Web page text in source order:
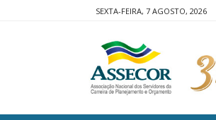
SEXTA-FEIRA, 7 AGOSTO, 2026